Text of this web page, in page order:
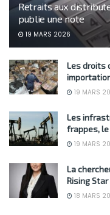
Retraits aux
publie une note
19 MARS 2026
Les droits
19 MARS
Les
frappes, le
19 MARS
La
Rising Star
18 MARS